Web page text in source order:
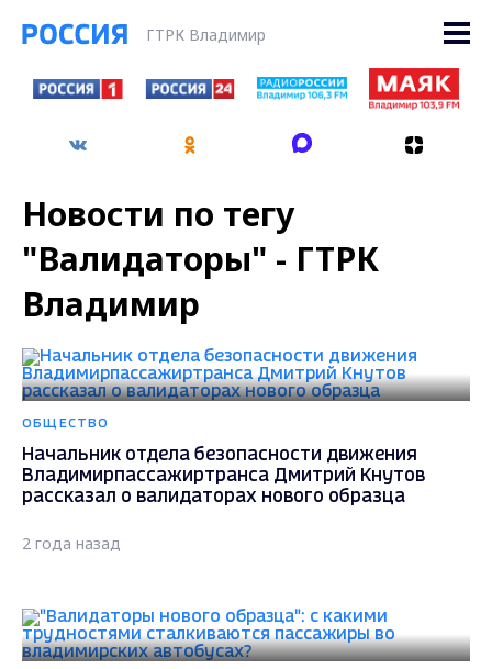
ГТРК Владимир
Новости по тегу
"Валидаторы" - ГТРК
Владимир
ОБЩЕСТВО
Начальник отдела безопасности движения
Владимирпассажиртранса Дмитрий Кнутов
рассказал о валидаторах нового образца
2 года назад